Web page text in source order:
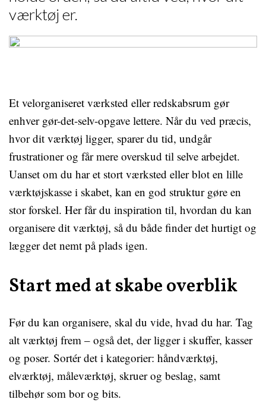
værktøj er.
Et velorganiseret værksted eller redskabsrum gør
enhver gør-det-selv-opgave lettere. Når du ved præcis,
hvor dit værktøj ligger, sparer du tid, undgår
frustrationer og får mere overskud til selve arbejdet.
Uanset om du har et stort værksted eller blot en lille
værktøjskasse i skabet, kan en god struktur gøre en
stor forskel. Her får du inspiration til, hvordan du kan
organisere dit værktøj, så du både finder det hurtigt og
lægger det nemt på plads igen.
Start med at skabe overblik
Før du kan organisere, skal du vide, hvad du har. Tag
alt værktøj frem – også det, der ligger i skuffer, kasser
og poser. Sortér det i kategorier: håndværktøj,
elværktøj, måleværktøj, skruer og beslag, samt
tilbehør som bor og bits.